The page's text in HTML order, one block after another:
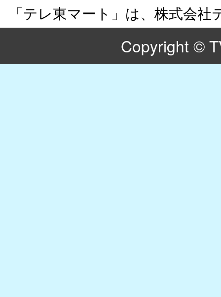
「テレ東マート」は、株式会
Copyright ©